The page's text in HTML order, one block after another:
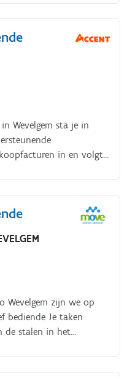
Wevelgem sta je in
in en volgt
Wevelgem zijn we op
bediende Je taken
de stalen in het
van afval van